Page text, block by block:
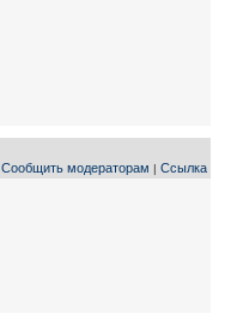
Сообщить модераторам | Ссылка